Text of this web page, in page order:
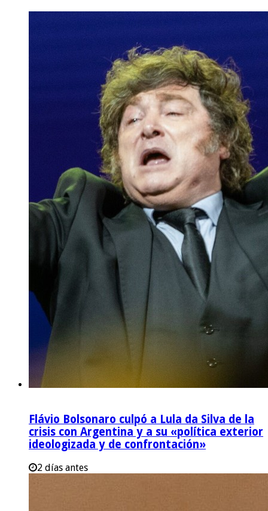
Flávio Bolsonaro culpó a Lula da Silva de la
crisis con Argentina y a su «política exterior
ideologizada y de confrontación»
2 días antes